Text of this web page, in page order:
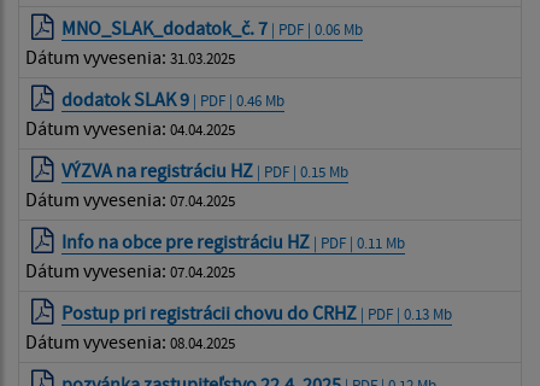
MNO_SLAK_dodatok_č. 7 | PDF | 0.06 Mb
Dátum vyvesenia: 31.03.2025
dodatok SLAK 9 | PDF | 0.46 Mb
Dátum vyvesenia: 04.04.2025
VÝZVA na registráciu HZ | PDF | 0.15 Mb
Dátum vyvesenia: 07.04.2025
Info na obce pre registráciu HZ | PDF | 0.11 Mb
Dátum vyvesenia: 07.04.2025
Postup pri registrácii chovu do CRHZ | PDF | 0.13 Mb
Dátum vyvesenia: 08.04.2025